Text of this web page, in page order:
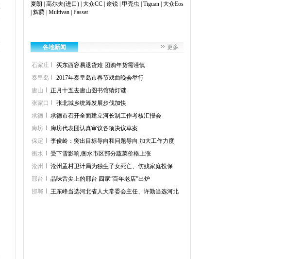
夏朗
高尔夫(进口) 大众CC 途锐 甲壳虫 Tiguan 大众Eos
辉腾 Multivan Passat
各地新闻 更多
石家庄
买东西容易退货难 团购年货需谨慎
秦皇岛
2017年秦皇岛市春节戏曲晚会举行
唐山
正月十五去唐山图书馆猜灯谜
张家口
张北城乡统筹发展步伐加快
承德
承德市召开全面建立河长制工作考核汇报会
廊坊
廊坊代表团认真审议各项决议草案
保定
李俊岭：突出目标导向和问题导向 加大工作力度
衡水
受下雪影响,衡水市区部分蔬菜价格上涨
沧州
沧州孟村卫计局为独生子女死亡、伤残家庭投保
邢台
品味舌尖上的邢台 四家“百年老店”出炉
邯郸
王东峰当选河北省人大常委会主任、许勤当选河北